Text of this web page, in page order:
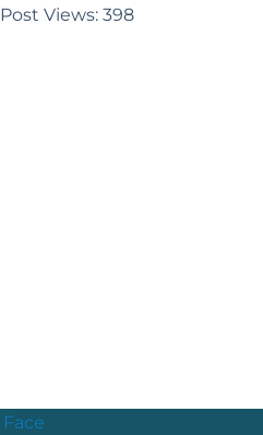
Post Views: 398
Face